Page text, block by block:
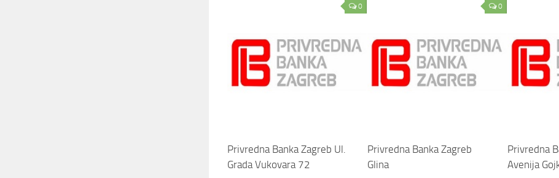
0
Privredna Banka Zagreb Ul.
Grada Vukovara 72
0
Privredna Banka Zagreb
Glina
Privredna
Avenija